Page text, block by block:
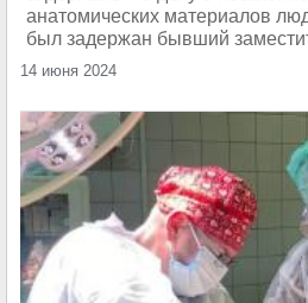
анатомических материалов
был задержан бывший
14 июня 2024